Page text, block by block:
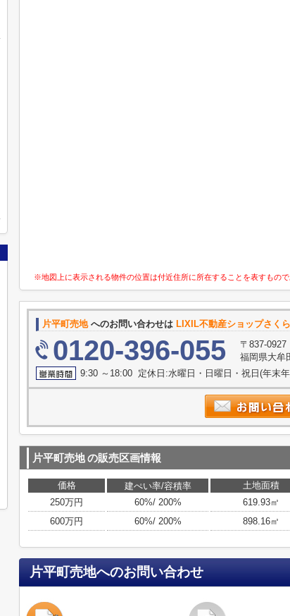
※地図上に表示される物件の位置は付近住所に所在することを表すもの
片平町売地へのお問い合わせは LIXIL不動産ショップさく
0120-396-055
〒837-0927
福岡県大牟
9:30 ～18:00 定休日:水曜日・日曜日・祝日(年末
片平町売地の販売区画情報
価格 建ぺい率/容積率 土地面積
250万円
60%/ 200% 619.93㎡
600万円
60%/ 200% 898.16㎡
片平町売地へのお問い合わせ